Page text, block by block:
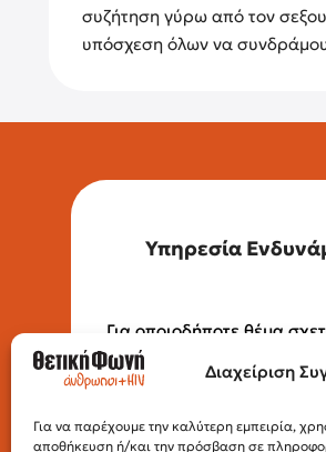
Διαχείριση
Για να παρέχουμε την καλύτερη εμπειρία,
αποθήκευση ή/και την πρόσβαση σε
συζήτηση γύρω από τον
υπόσχεση όλων να
Υπηρεσία
Για οποιοδήποτε θέμα
HIV, επικοινώνησε με
Ενδυνάμωσης.
Email:
Πιττάκη 4 (ισόγειο),